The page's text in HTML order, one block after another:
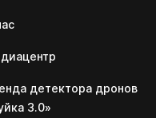
детектора дронов
3.0»